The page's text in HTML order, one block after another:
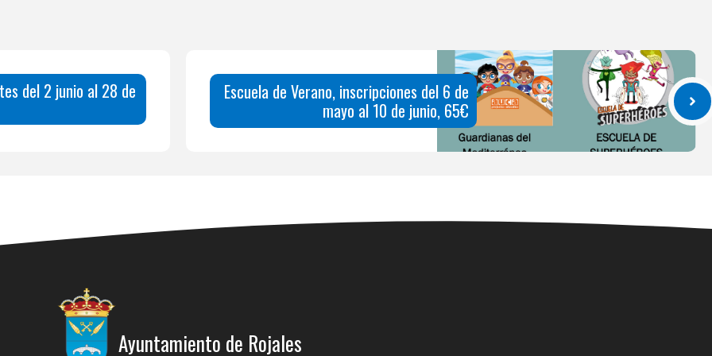
del 2 junio al 28 de
Escuela de Verano, inscripciones del 6 de
mayo al 10 de junio, 65€
Ayuntamiento de Rojales